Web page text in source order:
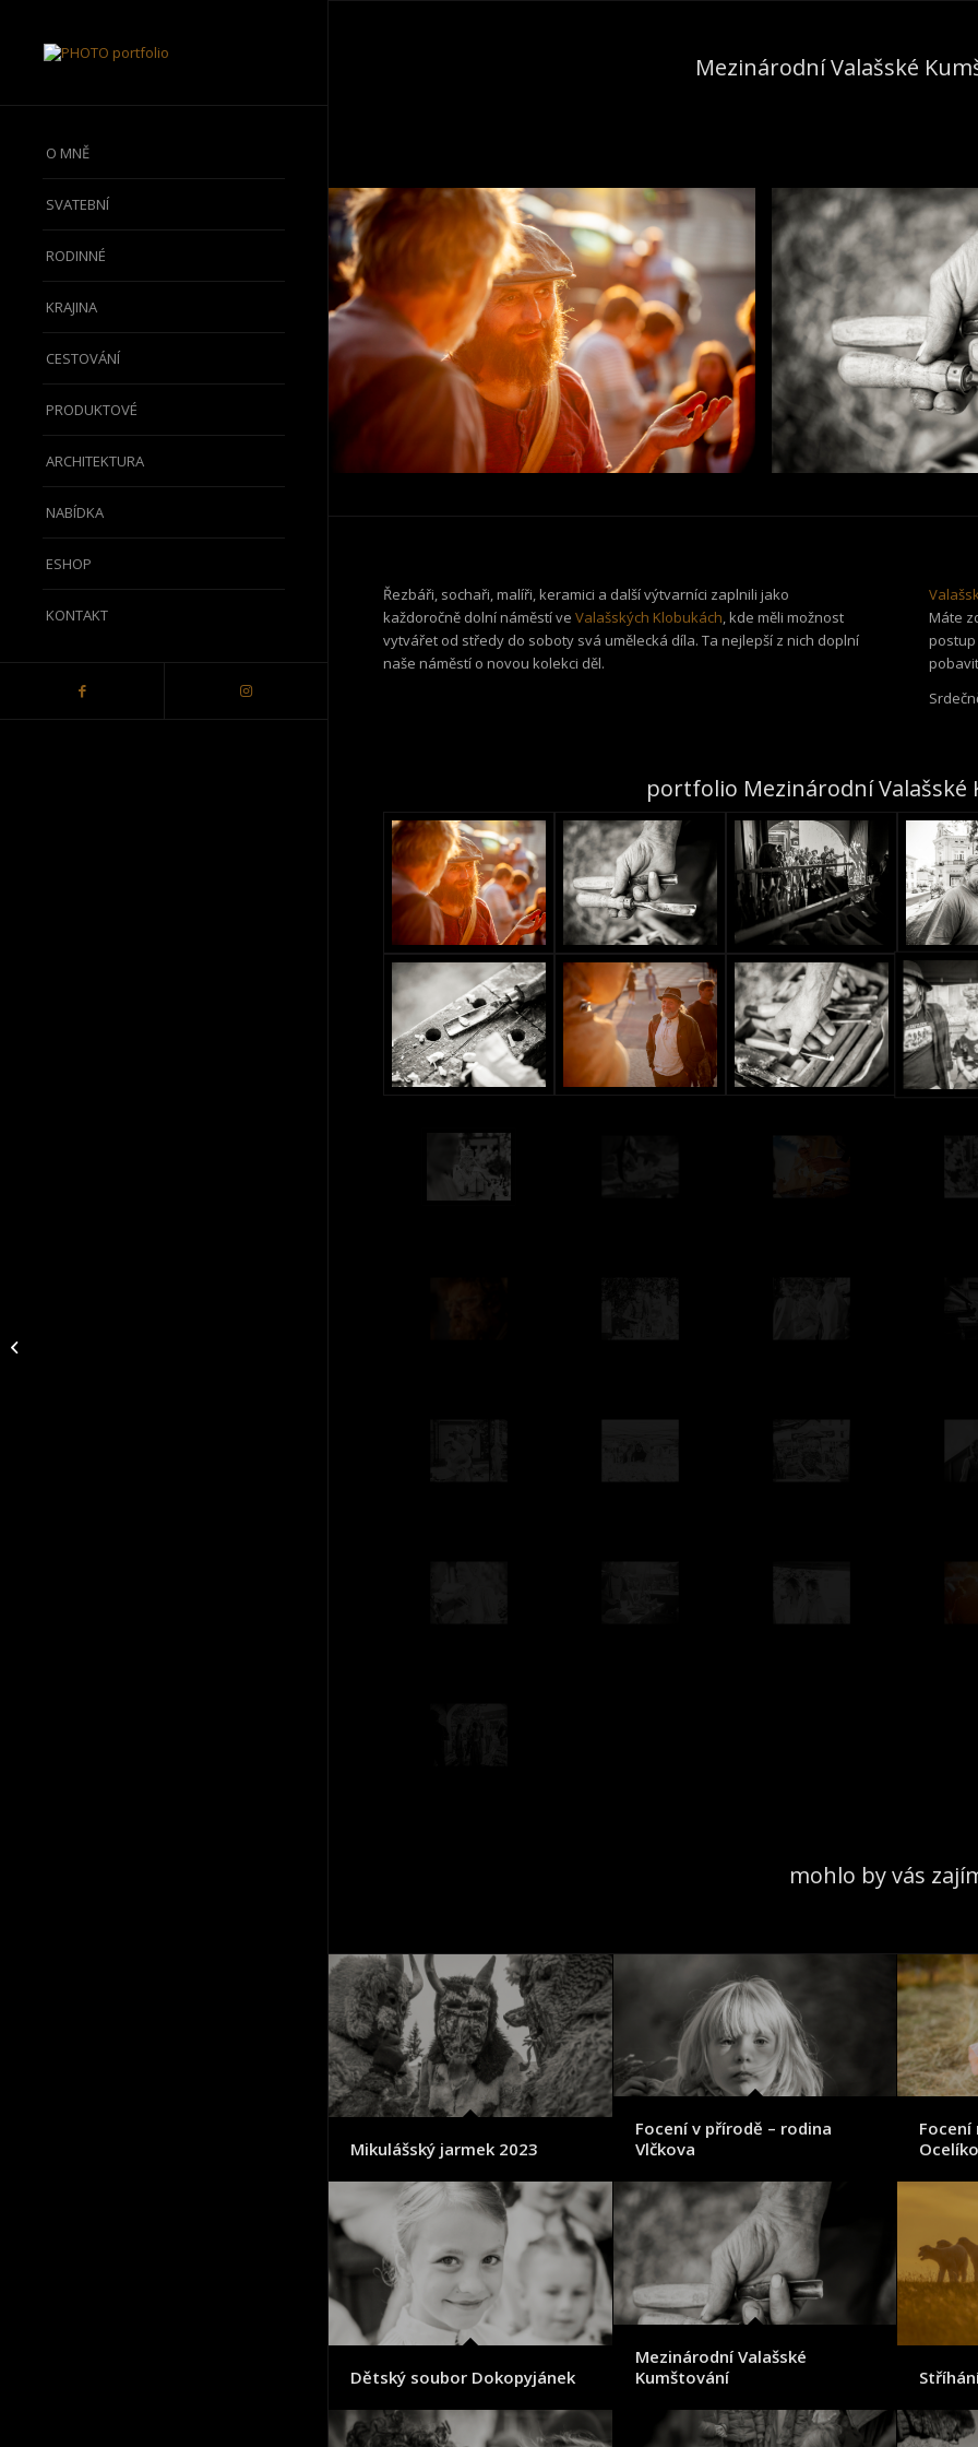
O MNĚ
SVATEBNÍ
RODINNÉ
KRAJINA
CESTOVÁNÍ
PRODUKTOVÉ
ARCHITEKTURA
NABÍDKA
ESHOP
KONTAKT
Mezinárodní Valašské
Řezbáři, sochaři, malíři, keramici a další výtvarníci zaplnili jako
každoročně dolní náměstí ve Valašských Klobukách, kde měli možnost
vytvářet od středy do soboty svá umělecká díla. Ta nejlepší z nich doplní
naše náměstí o novou kolekci děl.
Máte
postup
portfolio Mezinárodní Valašské
mohlo by vás
Mikulášský jarmek 2023
Focení v přírodě – rodina
Vlčkova
Focení
Dětský soubor Dokopyjánek
Mezinárodní Valašské
Kumštování